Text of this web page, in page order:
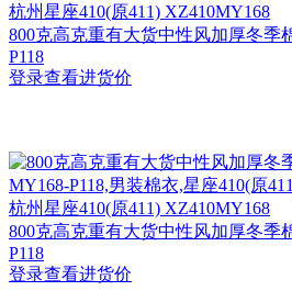
杭州星座410(原411) XZ410MY168
800克高克重有大货中性风加厚冬季
P118
登录查看进货价
杭州星座410(原411) XZ410MY168
800克高克重有大货中性风加厚冬季
P118
登录查看进货价